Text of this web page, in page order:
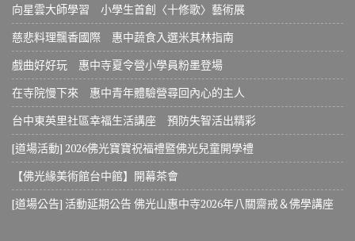
向星雲大師學習 小學生首創〈十修歌〉藝術展
慈悲料理飄香國際 惠中蔬食入選米其林指南
戲曲好好玩 惠中寺夏令營小學員粉墨登場
在寺院慢下來 惠中青年體驗營尋回內心的主人
台中東英里社區幸福生活講座 預防失智活出精彩
[道場活動] 2026佛光寶寶祝福禮暨佛光兒童開學禮
【佛光緣美術館台中館】開幕茶會
[道場公告] 活動延期公告 佛光山惠中寺2026年八關齋戒＆佛學講座